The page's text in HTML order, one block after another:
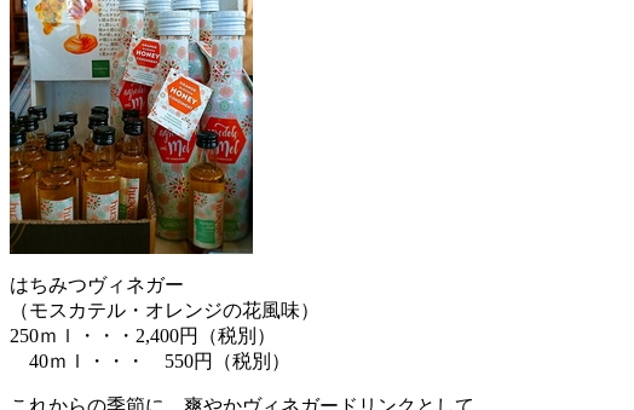
はちみつヴィネガー
（モスカテル・オレンジの花風味）
250ｍｌ・・・2,400円（税別）
40ｍｌ・・・ 550円（税別）
これからの季節に、爽やかヴィネガードリンクとして